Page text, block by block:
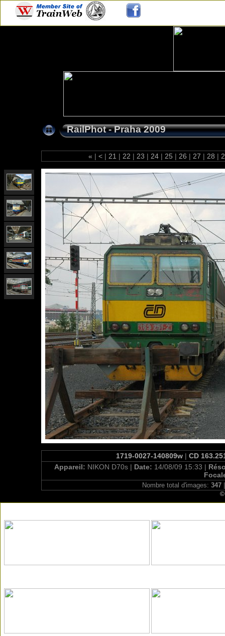
RailPhot - Praha 2009
« | < | 21 | 22 | 23 | 24 | 25 | 26 | 27 | 28 |
1719-0027-140809w | CD
Appareil: NIKON D70s | Date: 14/08/09 15:33 |
Nombre total d'images: 347|
©